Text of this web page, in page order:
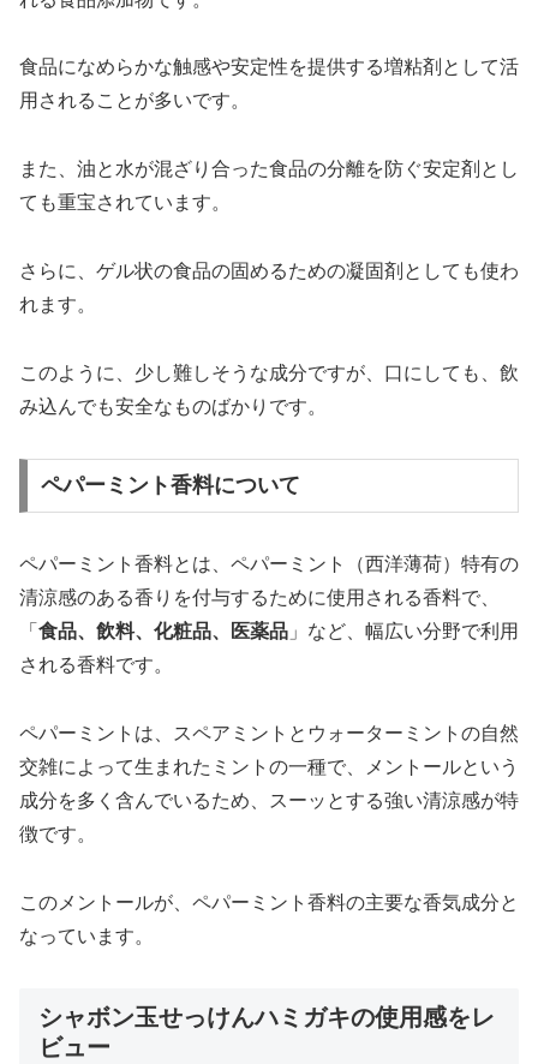
食品になめらかな触感や安定性を提供する増粘剤として活
用されることが多いです。
また、油と水が混ざり合った食品の分離を防ぐ安定剤とし
ても重宝されています。
さらに、ゲル状の食品の固めるための凝固剤としても使わ
れます。
このように、少し難しそうな成分ですが、口にしても、飲
み込んでも安全なものばかりです。
ペパーミント香料について
ペパーミント香料とは、ペパーミント（西洋薄荷）特有の
清涼感のある香りを付与するために使用される香料で、
「 食品、飲料、化粧品、医薬品 」など、幅広い分野で利用
される香料です。
ペパーミントは、スペアミントとウォーターミントの自然
交雑によって生まれたミントの一種で、メントールという
成分を多く含んでいるため、スーッとする強い清涼感が特
徴です。
このメントールが、ペパーミント香料の主要な香気成分と
なっています。
シャボン玉せっけんハミガキの使用感をレ
ビュー